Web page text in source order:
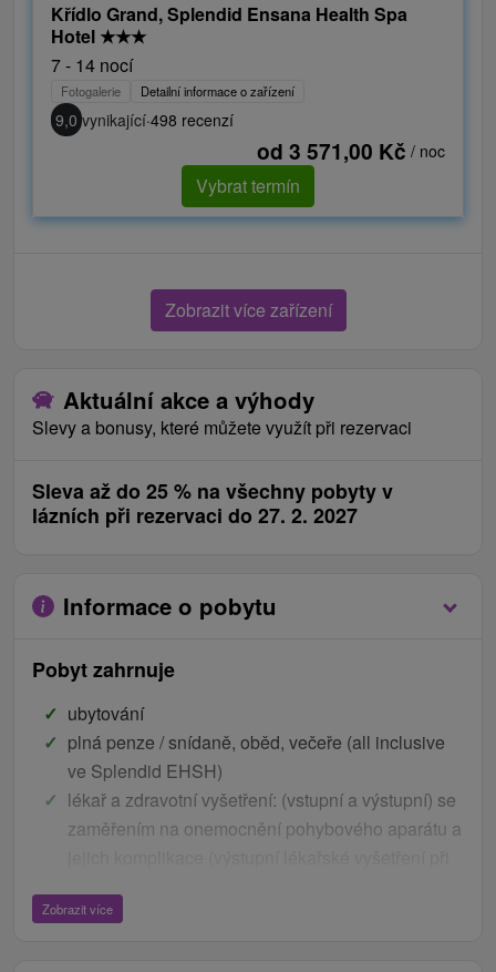
Křídlo Grand, Splendid Ensana Health Spa
Hotel ★★★
7 - 14 nocí
Fotogalerie Detailní informace o zařízení
9,0 vynikající·498 recenzí
od 3 571,00 Kč / noc
Vybrat termín
Zobrazit více zařízení
Aktuální akce a výhody
Slevy a bonusy, které můžete využít při rezervaci
Sleva až do 25 % na všechny pobyty v
lázních při rezervaci do 27. 2. 2027
Informace o pobytu
Pobyt zahrnuje
ubytování
plná penze / snídaně, oběd, večeře (all inclusive
ve Splendid EHSH)
lékař a zdravotní vyšetření: (vstupní a výstupní) se
zaměřením na onemocnění pohybového aparátu a
giagnostika a laboratorní testy na základě
Zobrazit více